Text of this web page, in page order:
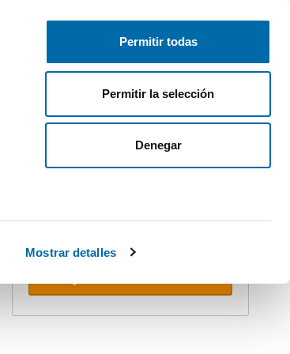
Mostrar detalles
Permitir todas
Permitir la selección
Denegar
Gratis inserieren Anmelden
Lassen Sie sich nicht überholen.